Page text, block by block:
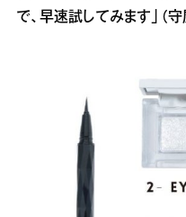
で、早速試してみます」（守